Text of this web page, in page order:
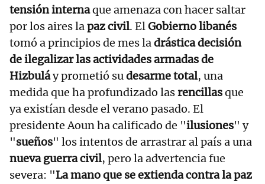
tensión internaque amenaza con hacer saltar
por los aires lapaz civil. ElGobierno libanés
tomó a principios de mes ladrástica decisión
de ilegalizar las actividades armadas de
Hizbuláy prometió sudesarme total, una
medida que ha profundizado lasrencillasque
ya existían desde el verano pasado. El
presidente Aoun ha calificado de "ilusiones" y
"sueños" los intentos de arrastrar al país a una
nueva guerra civil, pero la advertencia fue
severa: "La mano que se extienda contra la paz